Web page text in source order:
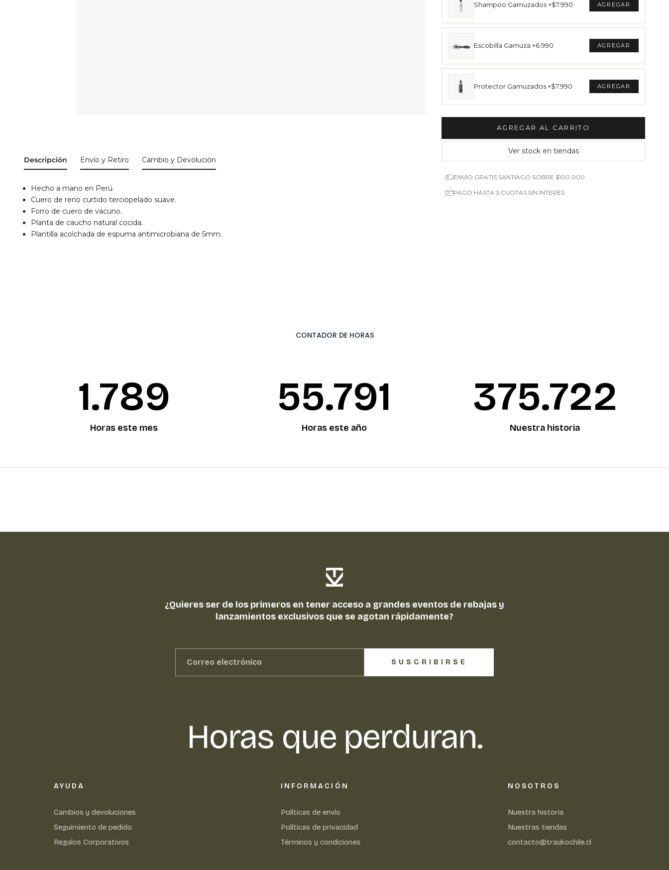
Shampoo Gamuzados +$7.990
Escobilla Gamuza +6.990
Protector Gamuzados +$7.990
AGREGAR AL CARRITO
Ver stock en tiendas
ENVÍO GRATIS SANTIAGO SOBRE $100.000
PAGO HASTA 3 CUOTAS SIN INTERÉS
Descripción
Hecho a mano en Perú.
Cuero de reno curtido terciopelado suave.
Forro de cuero de vacuno.
Planta de caucho natural cocida.
Plantilla acolchada de espuma antimicrobiana de 5mm.
Envío y Retiro Cambio y Devolución
CONTADOR DE HORAS
1.792
Horas este mes
55.874
Horas este año
376.090
Nuestra historia
¿Quieres ser de los primeros en tener acceso a grandes eventos de rebajas y
lanzamientos exclusivos que se agotan rápidamente?
SUSCRIBIRSE
Horas que perduran.
AYUDA
Cambios y devoluciones
Seguimiento de pedido
Regalos Corporativos
INFORMACIÓN
Políticas de envío
Políticas de privacidad
Términos y condiciones
NOSOTROS
Nuestra historia
Nuestras tiendas
contacto@traukochile.cl